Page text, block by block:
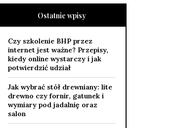
Ostatnie wpisy
Czy szkolenie BHP przez
internet jest ważne? Przepisy,
kiedy online wystarczy i jak
potwierdzić udział
Jak wybrać stół drewniany: lite
drewno czy fornir, gatunek i
wymiary pod jadalnię oraz
salon